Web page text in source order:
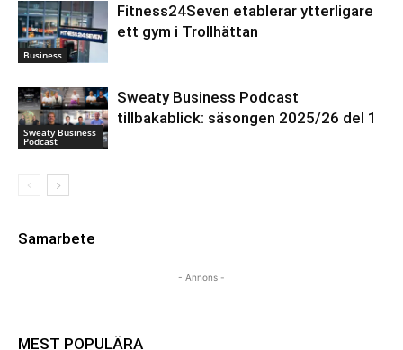
Business
Fitness24Seven etablerar ytterligare
ett gym i Trollhättan
Sweaty Business
Podcast
Sweaty Business Podcast
tillbakablick: säsongen 2025/26 del 1
Samarbete
- Annons -
MEST POPULÄRA